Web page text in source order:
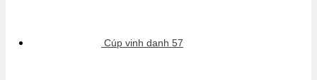
Cúp vinh danh 57